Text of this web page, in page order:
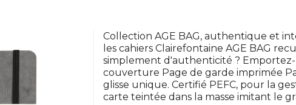
Collection AGE BAG, authentique et
les cahiers Clairefontaine AGE BAG
simplement d'authenticité ?
couverture Page de garde imprimée
glisse unique. Certifié PEFC, pour la
carte teintée dans la masse imitant le